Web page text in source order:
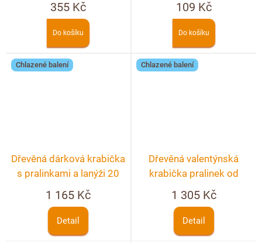
250g
355 Kč
Do košíku
109 Kč
Do košíku
Chlazené balení
Dřevěná dárková krabička
s pralinkami a lanýži 20
1 165 Kč
Detail
Chlazené balení
Dřevěná valentýnská
krabička pralinek od
1 305 Kč
Detail